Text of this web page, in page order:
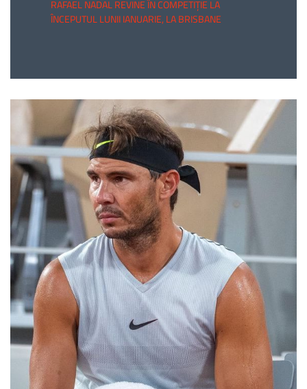
RAFAEL NADAL REVINE ÎN COMPETIȚIE LA
ÎNCEPUTUL LUNII IANUARIE, LA BRISBANE